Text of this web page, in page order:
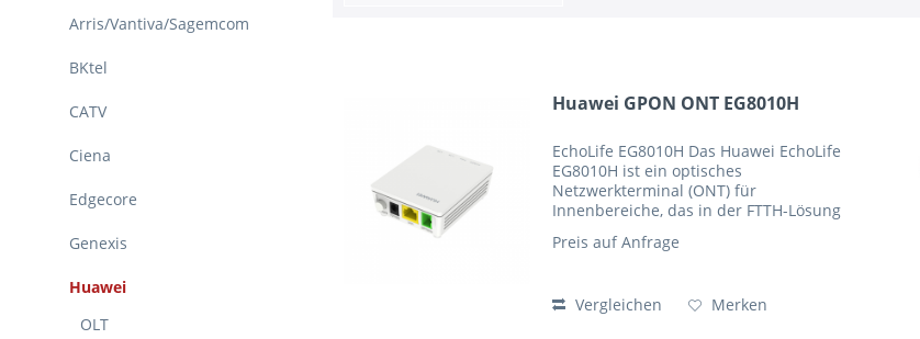
Arris/Vantiva/Sagemcom
BKtel
CATV
Ciena
Edgecore
Genexis
Huawei
OLT
Huawei GPON ONT EG8010H
EchoLife EG8010H Das Huawei EchoLife
EG8010H ist ein optisches
Netzwerkterminal (ONT) für
Innenbereiche, das in der FTTH-Lösung
GPON-Technologie wird Ultra-
Preis auf Anfrage
Vergleichen Merken